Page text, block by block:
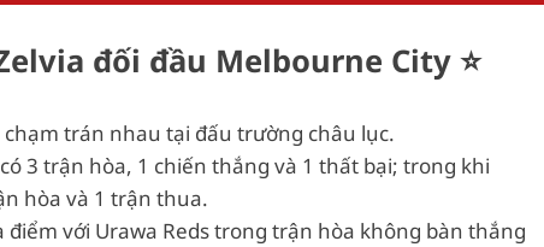
đối đầu Melbourne City ⭐
trán nhau tại đấu trường châu lục.
3 trận hòa, 1 chiến thắng và 1 thất bại; trong khi
hòa và 1 trận thua.
với Urawa Reds trong trận hòa không bàn thắng